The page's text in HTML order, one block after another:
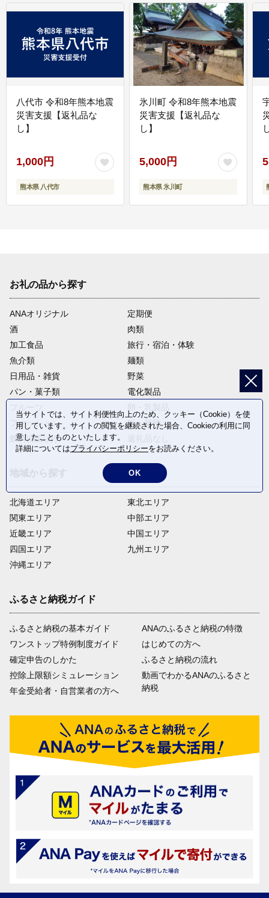
八代市 令和8年熊本地震
災害支援【返礼品な
し】
1,000円
熊本県 八代市
氷川町 令和8年熊本地震
災害支援【返礼品な
し】
5,000円
熊本県 氷川町
お礼の品から探す
ANAオリジナル
定期便
酒
肉類
加工食品
旅行・宿泊・体験
魚介類
麺類
日用品・雑貨
野菜
パン・菓子類
電化製品
ファッション
米・穀物
飲料(酒以外)
北海道エリア
関東エリア
近畿エリア
四国エリア
沖縄エリア
東北エリア
中部エリア
中国エリア
九州エリア
ふるさと納税ガイド
ふるさと納税の基本ガイド
ワンストップ特例制度ガイド
確定申告のしかた
控除上限額シミュレーション
年金受給者・自営業者の方へ
ANAのふるさと納税の特徴
はじめての方へ
ふるさと納税の流れ
動画でわかるANAのふるさと
納税
当サイトでは、サイト利便性向上のため、クッキー（Cookie）を使
用しています。サイトの閲覧を継続された場合、Cookieの利用に同
意したことものといたします。
詳細についてはプライバシーポリシーをお読みください。
OK